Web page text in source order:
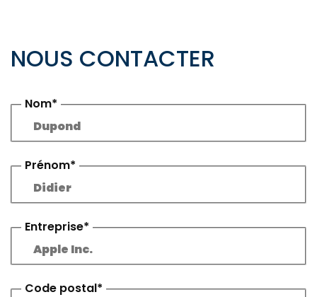
NOUS CONTACTER
Nom*
Prénom*
Entreprise*
Code postal*